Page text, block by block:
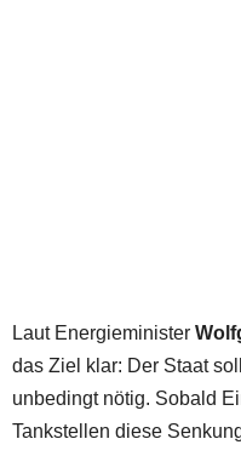
Laut Energieminister
das Ziel klar: Der Staat
unbedingt nötig. Sobald
Tankstellen diese